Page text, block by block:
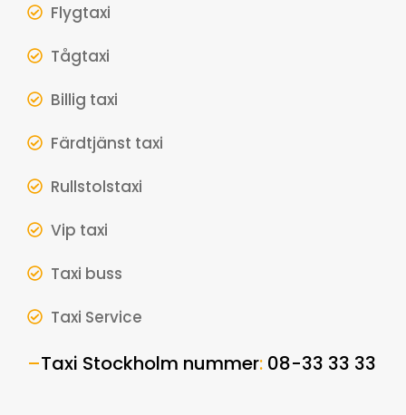
Flygtaxi
Tågtaxi
Billig taxi
Färdtjänst taxi
Rullstolstaxi
Vip taxi
Taxi buss
Taxi Service
–Taxi Stockholm nummer: 08-33 33 33